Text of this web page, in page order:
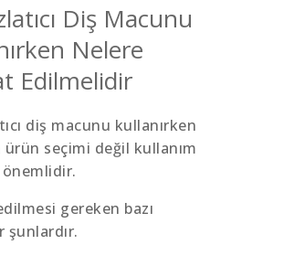
Diş Macunu
Nelere
Edilmelidir
diş macunu kullanırken
ürün seçimi değil kullanım
gereken bazı
şunlardır.